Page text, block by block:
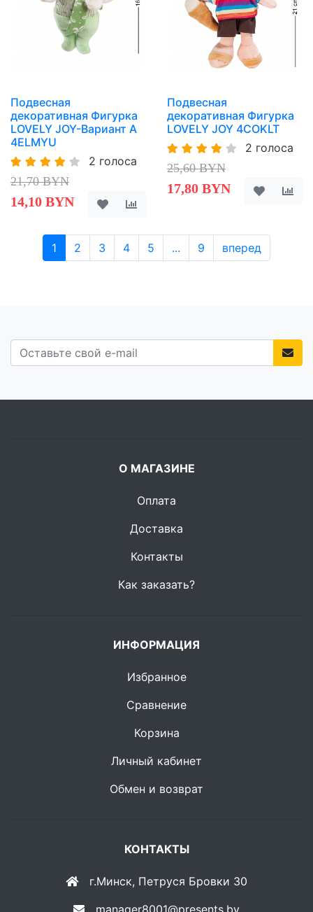
Подвесная
декоративная Фигурка
LOVELY JOY-Вариант A
4ELMYU
2 голоса
21,70 BYN
14,10 BYN
Подвесная
декоративная Фигурка
LOVELY JOY 4COKLT
2 голоса
25,60 BYN
17,80 BYN
1 2 3 4 5 ... 9 вперед
О МАГАЗИНЕ
Оплата
Доставка
Контакты
Как заказать?
ИНФОРМАЦИЯ
Избранное
Сравнение
Корзина
Личный кабинет
Обмен и возврат
КОНТАКТЫ
г.Минск, Петруся Бровки 30